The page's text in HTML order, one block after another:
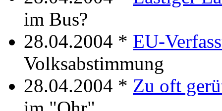
im Bus?
28.04.2004 * EU-
Volksabstimmung
28.04.2004 * Zu oft